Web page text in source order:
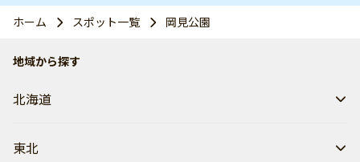
ホーム スポット一覧 岡見公園
地域から探す
北海道
東北